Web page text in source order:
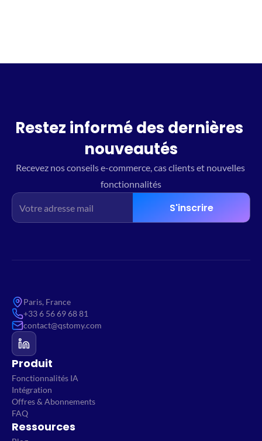
Restez informé des dernières
nouveautés
Recevez nos conseils e-commerce, cas clients et nouvelles
fonctionnalités
S'inscrire
Paris, France
+33 6 56 69 68 81
contact@qstomy.com
Produit
Fonctionnalités IA
Intégration
Offres & Abonnements
FAQ
Ressources